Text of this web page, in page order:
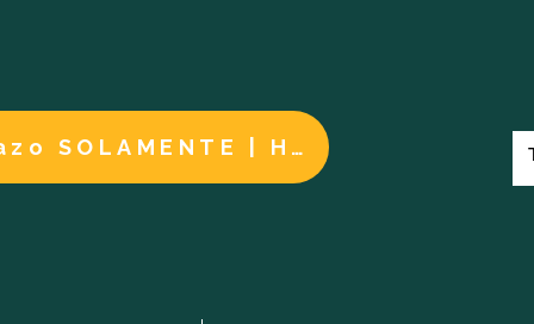
Cuidados a largo plazo SOLAMENTE | HACER UN PAGO